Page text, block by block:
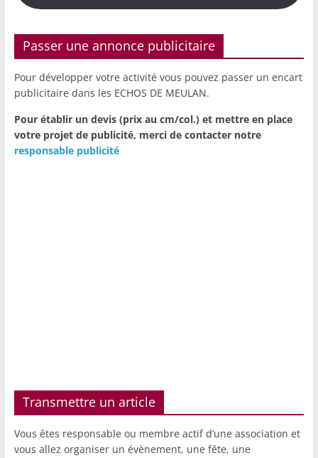
Passer une annonce publicitaire
Pour développer votre activité vous pouvez passer un encart
publicitaire dans les ECHOS DE MEULAN.
Pour établir un devis (prix au cm/col.) et mettre en place
votre projet de publicité, merci de contacter notre
responsable publicité
Transmettre un article
Vous êtes responsable ou membre actif d’une association et
vous allez organiser un évènement, une fête, une